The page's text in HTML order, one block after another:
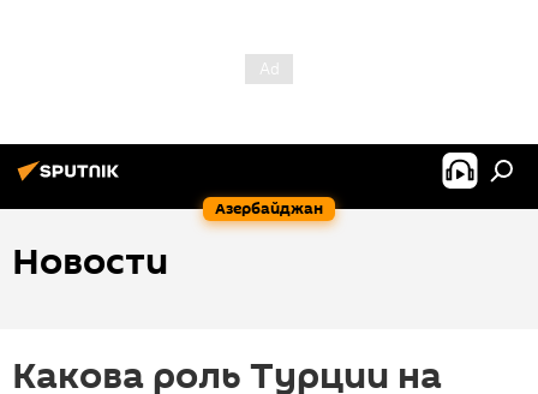
Азербайджан
Новости
Какова роль Турции на